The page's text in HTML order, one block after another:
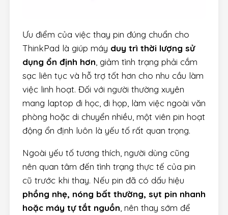
Ưu điểm của việc thay pin đúng chuẩn cho
ThinkPad là giúp máy duy trì thời lượng sử
dụng ổn định hơn , giảm tình trạng phải cắm
sạc liên tục và hỗ trợ tốt hơn cho nhu cầu làm
việc linh hoạt. Đối với người thường xuyên
mang laptop đi học, đi họp, làm việc ngoài văn
phòng hoặc di chuyển nhiều, một viên pin hoạt
động ổn định luôn là yếu tố rất quan trọng.
Ngoài yếu tố tương thích, người dùng cũng
nên quan tâm đến tình trạng thực tế của pin
cũ trước khi thay. Nếu pin đã có dấu hiệu
phồng nhẹ, nóng bất thường, sụt pin nhanh
hoặc máy tự tắt nguồn , nên thay sớm để